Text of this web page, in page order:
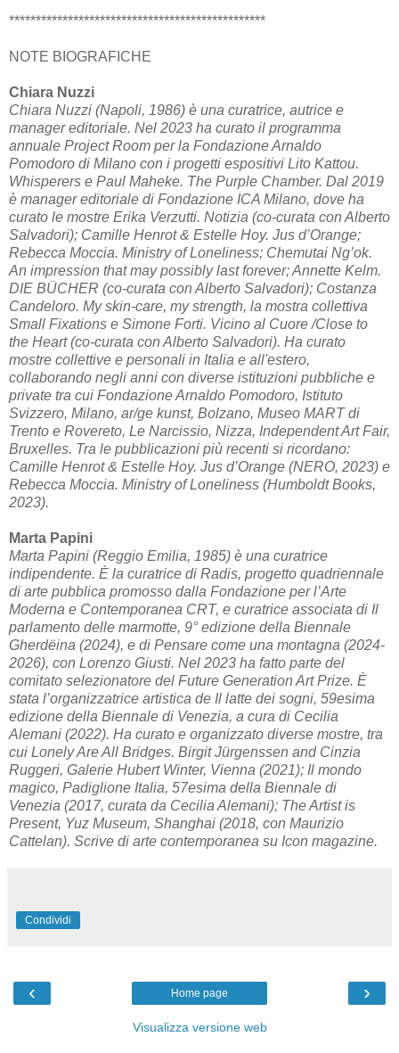
************************************************
NOTE BIOGRAFICHE
Chiara Nuzzi
Chiara Nuzzi (Napoli, 1986) è una curatrice, autrice e
manager editoriale. Nel 2023 ha curato il programma
annuale Project Room per la Fondazione Arnaldo
Pomodoro di Milano con i progetti espositivi Lito Kattou.
Whisperers e Paul Maheke. The Purple Chamber. Dal 2019
è manager editoriale di Fondazione ICA Milano, dove ha
curato le mostre Erika Verzutti. Notizia (co-curata con Alberto
Salvadori); Camille Henrot & Estelle Hoy. Jus d’Orange;
Rebecca Moccia. Ministry of Loneliness; Chemutai Ng’ok.
An impression that may possibly last forever; Annette Kelm.
DIE BÜCHER (co-curata con Alberto Salvadori); Costanza
Candeloro. My skin-care, my strength, la mostra collettiva
Small Fixations e Simone Forti. Vicino al Cuore /Close to
the Heart (co-curata con Alberto Salvadori). Ha curato
mostre collettive e personali in Italia e all'estero,
collaborando negli anni con diverse istituzioni pubbliche e
private tra cui Fondazione Arnaldo Pomodoro, Istituto
Svizzero, Milano, ar/ge kunst, Bolzano, Museo MART di
Trento e Rovereto, Le Narcissio, Nizza, Independent Art Fair,
Bruxelles. Tra le pubblicazioni più recenti si ricordano:
Camille Henrot & Estelle Hoy. Jus d’Orange (NERO, 2023) e
Rebecca Moccia. Ministry of Loneliness (Humboldt Books,
2023).
Marta Papini
Marta Papini (Reggio Emilia, 1985) è una curatrice
indipendente. È la curatrice di Radis, progetto quadriennale
di arte pubblica promosso dalla Fondazione per l’Arte
Moderna e Contemporanea CRT, e curatrice associata di Il
parlamento delle marmotte, 9° edizione della Biennale
Gherdëina (2024), e di Pensare come una montagna (2024-
2026), con Lorenzo Giusti. Nel 2023 ha fatto parte del
comitato selezionatore del Future Generation Art Prize. È
stata l’organizzatrice artistica de Il latte dei sogni, 59esima
edizione della Biennale di Venezia, a cura di Cecilia
Alemani (2022). Ha curato e organizzato diverse mostre, tra
cui Lonely Are All Bridges. Birgit Jürgenssen and Cinzia
Ruggeri, Galerie Hubert Winter, Vienna (2021); Il mondo
magico, Padiglione Italia, 57esima della Biennale di
Venezia (2017, curata da Cecilia Alemani); The Artist is
Present, Yuz Museum, Shanghai (2018, con Maurizio
Cattelan). Scrive di arte contemporanea su Icon magazine.
Condividi
‹ ›
Home page
Visualizza versione web